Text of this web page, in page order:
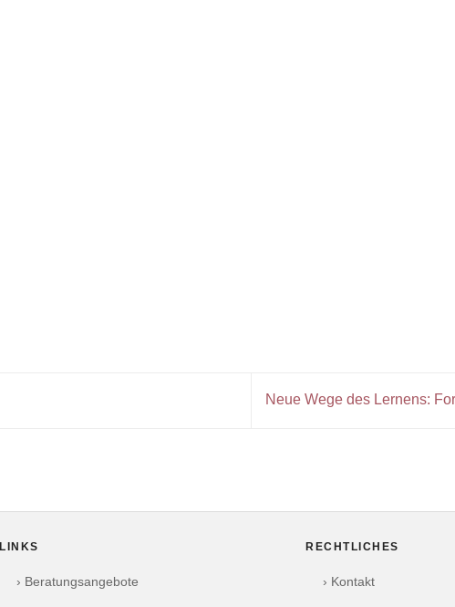
Neue Wege des Lernens:
LINKS
› Beratungsangebote
RECHTLICHES
› Kontakt